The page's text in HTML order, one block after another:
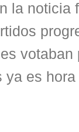
la noticia
votaban
ya es